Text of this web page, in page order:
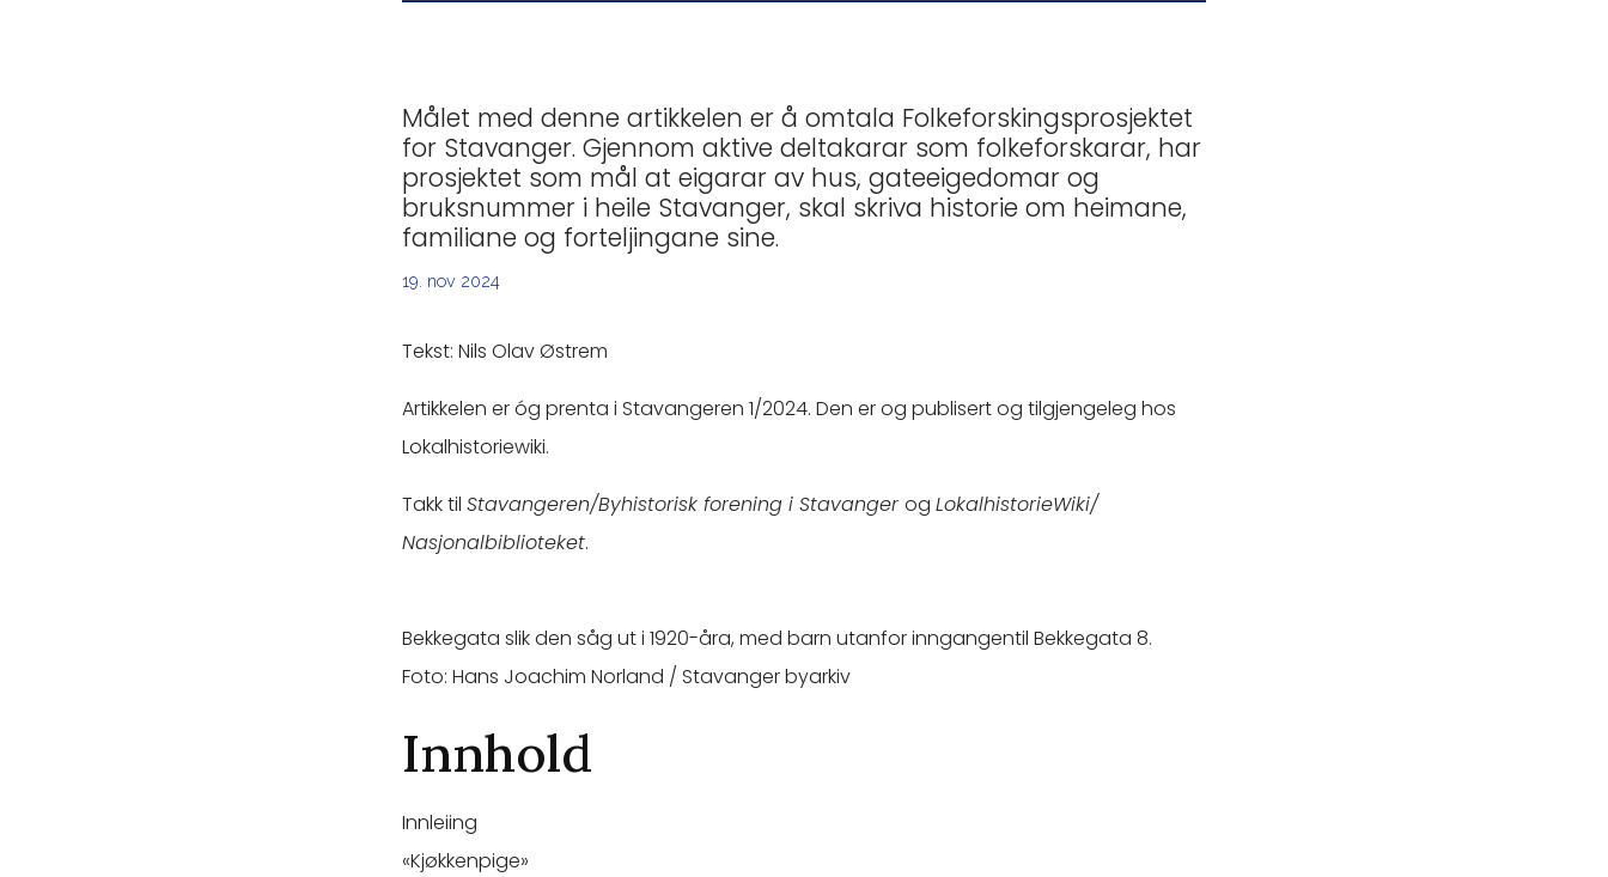
Målet med denne artikkelen er å omtala Folkeforskingsprosjektet
for Stavanger. Gjennom aktive deltakarar som folkeforskarar, har
prosjektet som mål at eigarar av hus, gateeigedomar og
bruksnummer i heile Stavanger, skal skriva historie om heimane,
familiane og forteljingane sine.
19. nov 2024
Tekst: Nils Olav Østrem
Artikkelen er óg prenta i Stavangeren 1/2024. Den er og publisert og tilgjengeleg hos
Lokalhistoriewiki.
Takk til Stavangeren/Byhistorisk forening i Stavanger og LokalhistorieWiki/
Nasjonalbiblioteket.
Bekkegata slik den såg ut i 1920-åra, med barn utanfor inngangentil Bekkegata 8.
Foto: Hans Joachim Norland / Stavanger byarkiv
Innhold
Innleiing
«Kjøkkenpige»